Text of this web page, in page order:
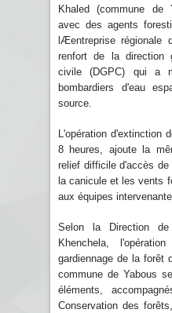
Khaled (commune de
avec des agents
lÆentreprise régionale
renfort de la direction
civile (DGPC) qui a
bombardiers d'eau
source.
L'opération d'extinction
8 heures, ajoute la
relief difficile d'accès de
la canicule et les vents
aux équipes
Selon la Direction
Khenchela,
gardiennage de la forêt
commune de Yabous
éléments,
Conservation des